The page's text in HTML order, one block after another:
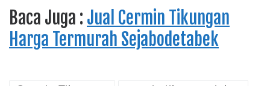
Baca Juga : Jual Cermin Tikungan
Harga Termurah Sejabodetabek